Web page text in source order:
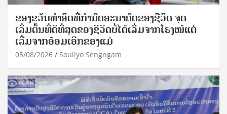
ຂອງຂວັນທໍາອິດທີ່ກໍານົດອະນາຄົດຂອງຊີວິດ ຈຸດ
ເລີ່ມຕົ້ນທີ່ດີທີ່ສຸດຂອງຊີວິດບໍ່ໄດ້ເລີ່ມຈາກໂຮງໝໍແຕ່
ເລີ່ມຈາກອ້ອມເອິກຂອງແມ່
05/08/2026 Souliyo Sengngam